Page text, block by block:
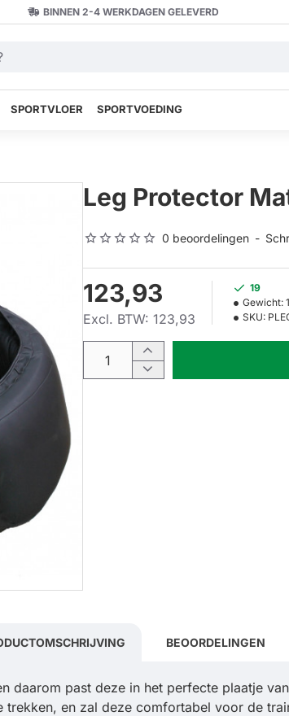
BINNEN 2-4 WERKDAGEN GELEVERD
SPORTVLOER SPORTVOEDING
Leg Protector
0 beoordelingen -
123,93
Excl. BTW: 123,93
19
Gewicht:
SKU:
BEOORDELINGEN
daarom past deze in het perfecte plaatje
en zal deze comfortabel voor de